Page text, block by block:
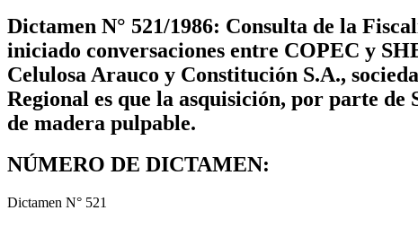
Dictamen N° 521/1986: Consulta de la
iniciado conversaciones entre COPEC y
Celulosa Arauco y Constitución S.A.,
Regional es que la asquisición, por parte
de madera pulpable.
NÚMERO DE DICTAMEN:
Dictamen N° 521